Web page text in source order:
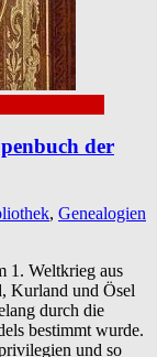
der
, Genealogien
1. Weltkrieg aus
Kurland und Ösel
durch die
bestimmt wurde.
und so